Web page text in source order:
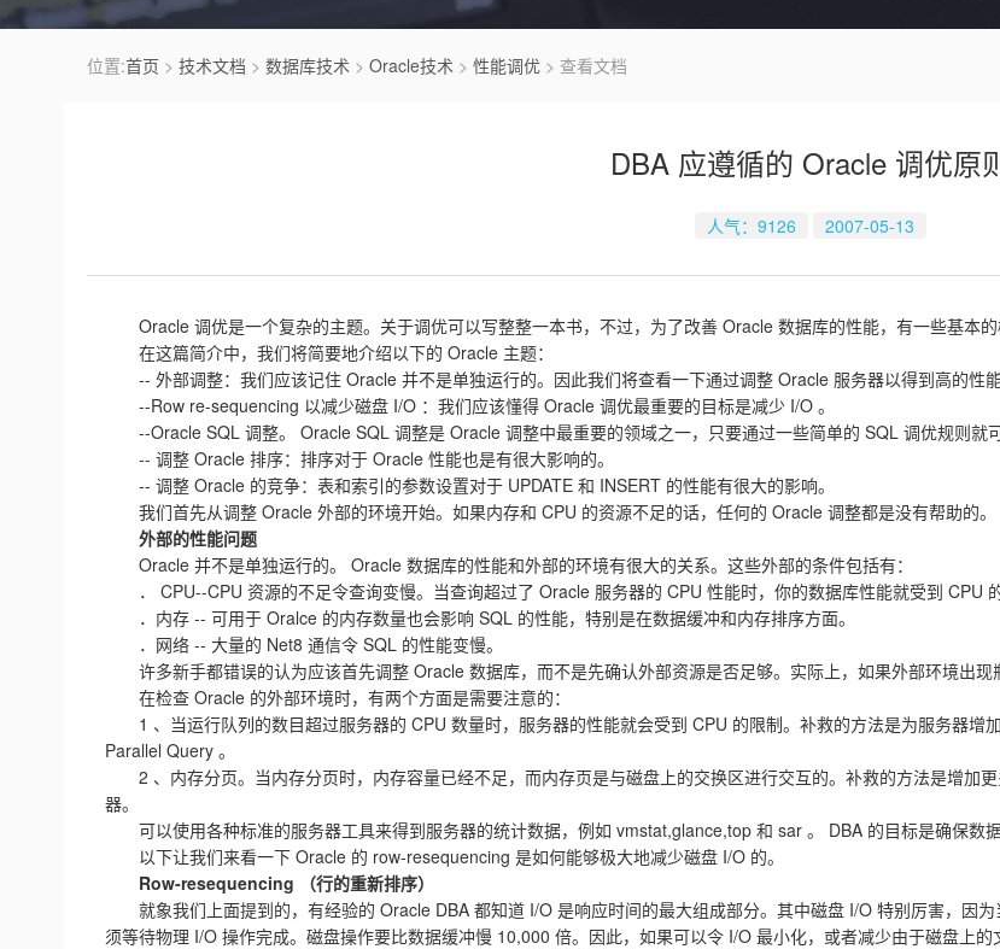
位置:首页 > 技术文档 > 数据库技术 > Oracle技术 > 性能调优 > 查看文档
DBA 应遵循的 Oracle 调优原
人气：9126 2007-05-13
Oracle 调优是一个复杂的主题。关于调优可以写整整一本书，不过，为了改善 Oracle 数据库的性能，有一些基本
在这篇简介中，我们将简要地介绍以下的 Oracle 主题：
-- 外部调整：我们应该记住 Oracle 并不是单独运行的。因此我们将查看一下通过调整 Oracle 服务器以得到高的性能
--Row re-sequencing 以减少磁盘 I/O ：我们应该懂得 Oracle 调优最重要的目标是减少 I/O 。
--Oracle SQL 调整。 Oracle SQL 调整是 Oracle 调整中最重要的领域之一，只要通过一些简单的 SQL 调优规则就
-- 调整 Oracle 排序：排序对于 Oracle 性能也是有很大影响的。
-- 调整 Oracle 的竞争：表和索引的参数设置对于 UPDATE 和 INSERT 的性能有很大的影响。
我们首先从调整 Oracle 外部的环境开始。如果内存和 CPU 的资源不足的话，任何的 Oracle 调整都是没有帮助的。
外部的性能问题
Oracle 并不是单独运行的。 Oracle 数据库的性能和外部的环境有很大的关系。这些外部的条件包括有：
． CPU--CPU 资源的不足令查询变慢。当查询超过了 Oracle 服务器的 CPU 性能时，你的数据库性能就受到 CPU 的
．内存 -- 可用于 Oralce 的内存数量也会影响 SQL 的性能，特别是在数据缓冲和内存排序方面。
．网络 -- 大量的 Net8 通信令 SQL 的性能变慢。
许多新手都错误的认为应该首先调整 Oracle 数据库，而不是先确认外部资源是否足够。实际上，如果外部环境出现
在检查 Oracle 的外部环境时，有两个方面是需要注意的：
1 、当运行队列的数目超过服务器的 CPU 数量时，服务器的性能就会受到 CPU 的限制。补救的方法是为服务器
Parallel Query 。
2 、内存分页。当内存分页时，内存容量已经不足，而内存页是与磁盘上的交换区进行交互的。补救的方法是增加
器。
可以使用各种标准的服务器工具来得到服务器的统计数据，例如 vmstat,glance,top 和 sar 。 DBA 的目标是确保数
以下让我们来看一下 Oracle 的 row-resequencing 是如何能够极大地减少磁盘 I/O 的。
Row-resequencing （行的重新排序）
就象我们上面提到的，有经验的 Oracle DBA 都知道 I/O 是响应时间的最大组成部分。其中磁盘 I/O 特别厉害，因
须等待物理 I/O 操作完成。磁盘操作要比数据缓冲慢 10,000 倍。因此，如果可以令 I/O 最小化，或者减少由于磁盘上